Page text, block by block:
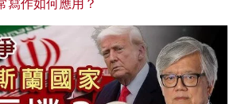
寫作如何應用？